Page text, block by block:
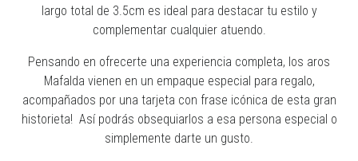
largo total de 3.5cm es ideal para destacar tu estilo y
complementar cualquier atuendo.
Pensando en ofrecerte una experiencia completa, los aros
Mafalda vienen en un empaque especial para regalo,
acompañados por una tarjeta con frase icónica de esta gran
historieta! Así podrás obsequiarlos a esa persona especial o
simplemente darte un gusto.